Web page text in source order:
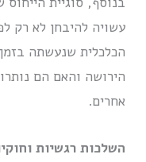
עשויה להיבחן לא רק
הכלכלית שנעשתה
הירושה והאם הם
אחרים.
השלכות רגשיות